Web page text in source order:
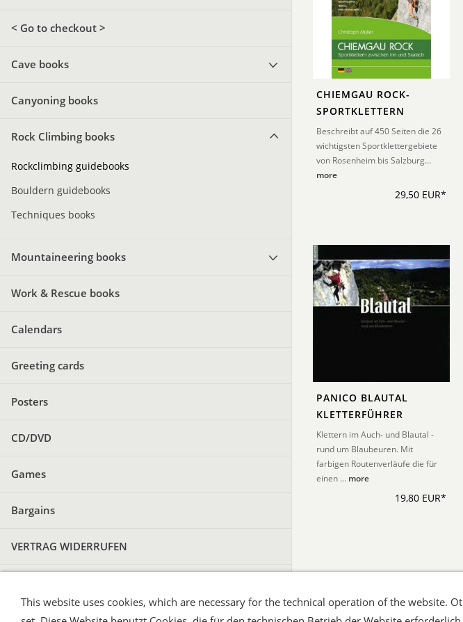
< Go to checkout >
Cave books
Canyoning books
Rock Climbing books
Rockclimbing guidebooks
Bouldern guidebooks
Techniques books
Mountaineering books
Work & Rescue books
Calendars
Greeting cards
Posters
CD/DVD
Games
Bargains
VERTRAG WIDERRUFEN
CHIEMGAU ROCK-
SPORTKLETTERN
Beschreibt auf 450 Seiten die 26
wichtigsten Sportklettergebiete
von Rosenheim bis Salzburg...
more
29,50 EUR*
PANICO BLAUTAL
KLETTERFÜHRER
Klettern im Auch- und Blautal -
rund um Blaubeuren. Mit
farbigen Routenverläufe die für
einen ... more
19,80 EUR*
Shipping and Payment AGB / Terms Widerrufsrecht Datenschutz
This website uses cookies, which are necessary for the technical operation of the website.